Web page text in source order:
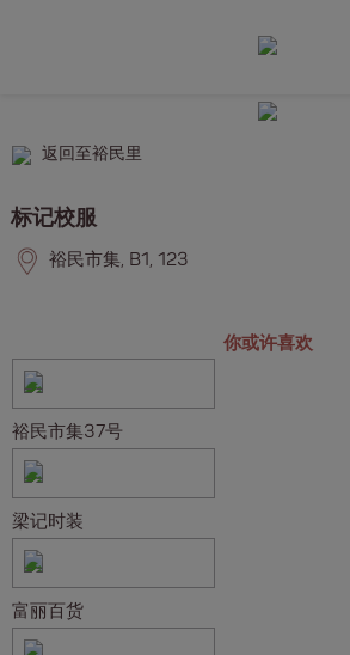
返回至裕民里
标记校服
裕民市集, B1, 123
你或许喜欢
裕民市集37号
梁记时装
富丽百货